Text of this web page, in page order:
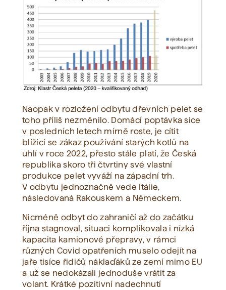
Naopak v rozložení odbytu dřevních pelet se
toho příliš nezměnilo. Domácí poptávka sice
v posledních letech mírně roste, je cítit
blížící se zákaz používání starých kotlů na
uhlí v roce 2022, přesto stále platí, že Česká
republika skoro tři čtvrtiny své vlastní
produkce pelet vyváží na západní trh.
V odbytu jednoznačně vede Itálie,
následovaná Rakouskem a Německem.
Nicméně odbyt do zahraničí až do začátku
října stagnoval, situaci komplikovala i nízká
kapacita kamionové přepravy, v rámci
různých Covid opatřeních muselo odejít na
jaře tisíce řidičů náklaďáků ze zemí mimo EU
a už se nedokázali jednoduše vrátit za
volant. Krátké pozitivní nadechnutí